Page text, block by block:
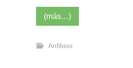
(más…)
Anfibios